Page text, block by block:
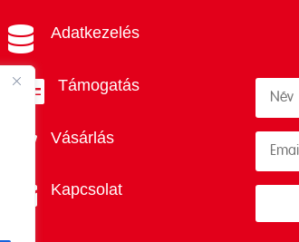
 Adatkezelés
 Támogatás
 Vásárlás
 Kapcsolat